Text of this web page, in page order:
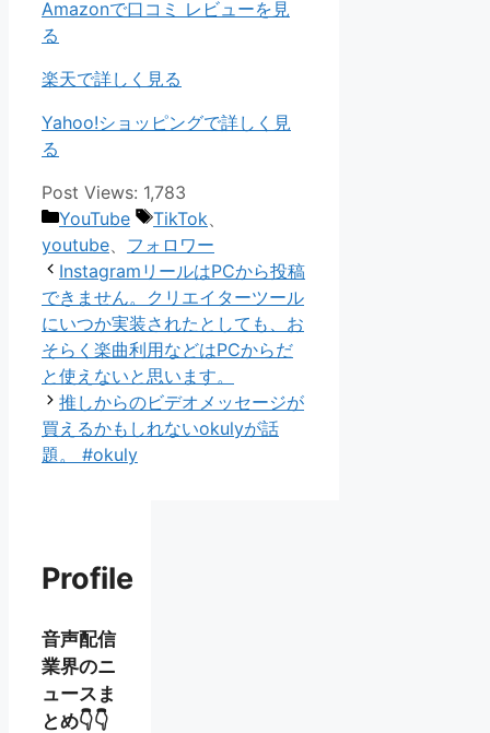
Amazonで口コミ レビューを見
る
楽天で詳しく見る
Yahoo!ショッピングで詳しく見
る
Post Views: 1,783
カ
テ
ゴ
リ
ー
YouTube
タ
グ
TikTok
youtube
フォロワー
InstagramリールはPCから投稿
できません。クリエイターツール
にいつか実装されたとしても、お
そらく楽曲利用などはPCからだ
と使えないと思います。
推しからのビデオメッセージが
買えるかもしれないokulyが話
題。 #okuly
Profile
音声配信
業界のニ
ュースま
とめ👇👇